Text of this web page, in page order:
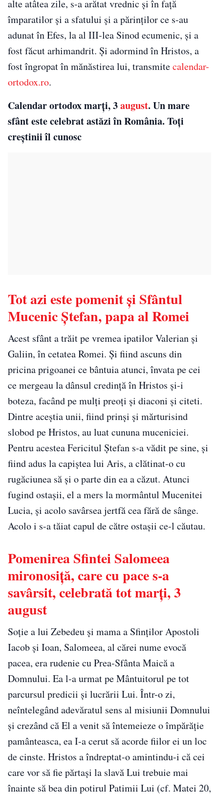
alte atâtea zile, s-a arătat vrednic și în față
împaratilor și a sfatului și a părinților ce s-au
adunat în Efes, la al III-lea Sinod ecumenic, și a
fost făcut arhimandrit. Și adormind în Hristos, a
fost îngropat în mănăstirea lui, transmitecalendar-
ortodox.ro.
Calendar ortodox marți, 3august. Un mare
sfânt este celebrat astăzi în România. Toți
creștinii îl cunosc
Tot azi este pomenit și Sfântul
Mucenic Ștefan, papa al Romei
Acest sfânt a trăit pe vremea ipatilor Valerian și
Galiin, în cetatea Romei. Și fiind ascuns din
pricina prigoanei ce bântuia atunci, învata pe cei
ce mergeau la dânsul credință în Hristos și-i
boteza, facând pe mulți preoți și diaconi și citeti.
Dintre aceștia unii, fiind prinși și mărturisind
slobod pe Hristos, au luat cununa muceniciei.
Pentru acestea Fericitul Ștefan s-a vădit pe sine, și
fiind adus la capiștea lui Aris, a clătinat-o cu
rugăciunea să și o parte din ea a căzut. Atunci
fugind ostașii, el a mers la mormântul Mucenitei
Lucia, și acolo savârsea jertfă cea fără de sânge.
Acolo i s-a tăiat capul de către ostașii ce-l căutau.
Pomenirea Sfintei Salomeea
mironosiță, care cu pace s-a
savârsit, celebrată tot marți, 3
august
Soție a lui Zebedeu și mama a Sfinților Apostoli
Iacob și Ioan, Salomeea, al cărei nume evocă
pacea, era rudenie cu Prea-Sfânta Maică a
Domnului. Ea l-a urmat pe Mântuitorul pe tot
parcursul predicii și lucrării Lui. Într-o zi,
neîntelegând adevăratul sens al misiunii Domnului
și crezând că El a venit să întemeieze o împărăție
pamânteasca, ea I-a cerut să acorde fiilor ei un loc
de cinste. Hristos a îndreptat-o amintindu-i că cei
care vor să fie părtași la slavă Lui trebuie mai
înainte să bea din potirul Patimii Lui (cf. Matei 20,